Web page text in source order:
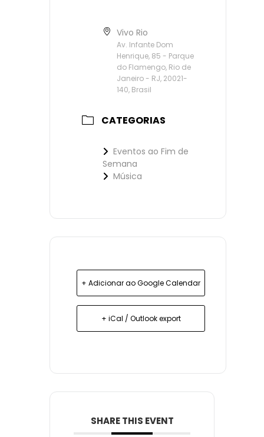
Vivo Rio
Av. Infante Dom
Henrique, 85 - Parque
do Flamengo, Rio de
Janeiro - RJ, 20021-
140, Brasil
CATEGORIAS
Eventos ao Fim de
Semana
Música
+ Adicionar ao Google Calendar
+ iCal / Outlook export
SHARE THIS EVENT